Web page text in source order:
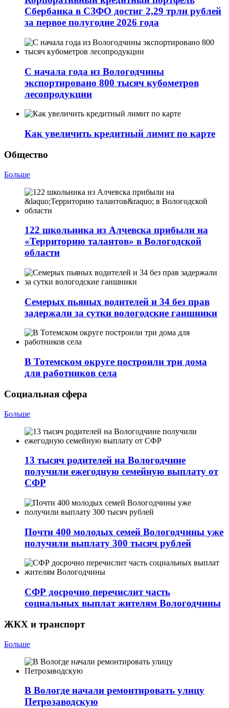
Сбербанка в СЗФО достиг 2,29 трлн рублей
за первое полугодие 2026 года
С начала года из Вологодчины
экспортировано 800 тысяч кубометров
лесопродукции
Как увеличить кредитный лимит по карте
Общество
Больше
122 школьника из Алчевска прибыли на
«Территорию талантов» в Вологодской
области
Семерых пьяных водителей и 34 без прав
задержали за сутки вологодские гаишники
В Тотемском округе построили три дома
для работников села
Социальная сфера
Больше
13 тысяч родителей на Вологодчине
получили ежегодную семейную выплату от
СФР
Почти 400 молодых семей Вологодчины уже
получили выплату 300 тысяч рублей
СФР досрочно перечислит часть
социальных выплат жителям Вологодчины
ЖКХ и транспорт
Больше
В Вологде начали ремонтировать улицу
Петрозаводскую